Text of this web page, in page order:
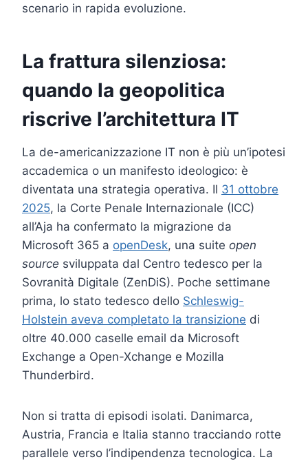
scenario in rapida evoluzione.
La frattura silenziosa:
quando la geopolitica
riscrive l’architettura IT
La de-americanizzazione IT non è più un’ipotesi
accademica o un manifesto ideologico: è
diventata una strategia operativa. Il 31 ottobre
2025, la Corte Penale Internazionale (ICC)
all’Aja ha confermato la migrazione da
Microsoft 365 a openDesk, una suite open
source sviluppata dal Centro tedesco per la
Sovranità Digitale (ZenDiS). Poche settimane
prima, lo stato tedesco dello Schleswig-
Holstein aveva completato la transizione di
oltre 40.000 caselle email da Microsoft
Exchange a Open-Xchange e Mozilla
Thunderbird.
Non si tratta di episodi isolati. Danimarca,
Austria, Francia e Italia stanno tracciando rotte
parallele verso l’indipendenza tecnologica. La